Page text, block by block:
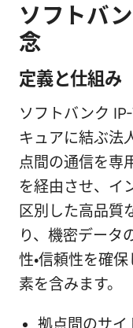
ソフトバ
念
定義と仕組み
ソフトバンク
キュアに結ぶ法
点間の通信を専
を経由させ、イ
区別した高品質
り、機密データ
性・信頼性を確
素を含みます。
拠点間のサイ